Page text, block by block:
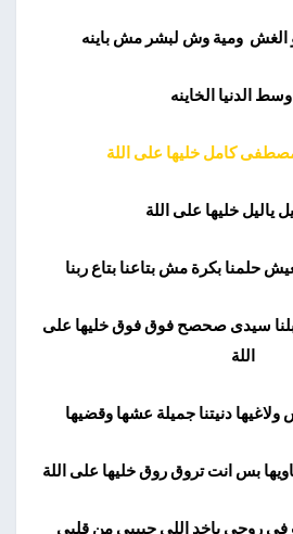
و الغش ومية وش لبشر مش باينه
الدنيا الخاينه
كامل خليها على اللة
ياليل خليها على اللة
حلمنا بكرة مش بتاعنا بتاع ربنا
سيدى صحصح فوق فوق خليها على
اللة
دنيتنا جميلة عشها وقضيها
بس انت تروق روق خليها على اللة
روحى باخد اللى حبيبى من قلبى